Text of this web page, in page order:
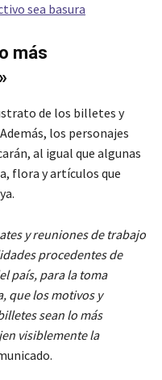
sea basura
más
de los billetes y
los personajes
al igual que algunas
flora y artículos que
y reuniones de trabajo
procedentes de
país, para la toma
que los motivos y
sean lo más
visiblemente la